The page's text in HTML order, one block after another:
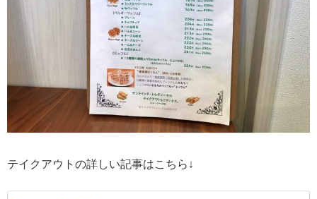
テイクアウトの詳しい記事はこちら↓